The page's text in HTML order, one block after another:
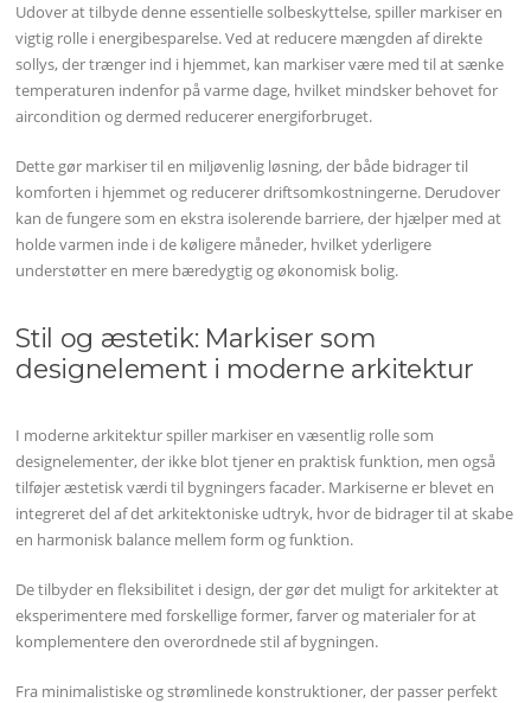
Udover at tilbyde denne essentielle solbeskyttelse, spiller markiser en
vigtig rolle i energibesparelse. Ved at reducere mængden af direkte
sollys, der trænger ind i hjemmet, kan markiser være med til at sænke
temperaturen indenfor på varme dage, hvilket mindsker behovet for
aircondition og dermed reducerer energiforbruget.
Dette gør markiser til en miljøvenlig løsning, der både bidrager til
komforten i hjemmet og reducerer driftsomkostningerne. Derudover
kan de fungere som en ekstra isolerende barriere, der hjælper med at
holde varmen inde i de køligere måneder, hvilket yderligere
understøtter en mere bæredygtig og økonomisk bolig.
Stil og æstetik: Markiser som
designelement i moderne arkitektur
I moderne arkitektur spiller markiser en væsentlig rolle som
designelementer, der ikke blot tjener en praktisk funktion, men også
tilføjer æstetisk værdi til bygningers facader. Markiserne er blevet en
integreret del af det arkitektoniske udtryk, hvor de bidrager til at skabe
en harmonisk balance mellem form og funktion.
De tilbyder en fleksibilitet i design, der gør det muligt for arkitekter at
eksperimentere med forskellige former, farver og materialer for at
komplementere den overordnede stil af bygningen.
Fra minimalistiske og strømlinede konstruktioner, der passer perfekt